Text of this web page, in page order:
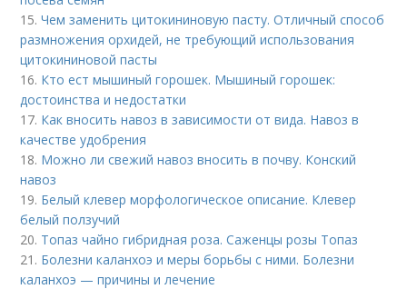
15.Чем заменить цитокининовую пасту. Отличный способ
размножения орхидей, не требующий использования
цитокининовой пасты
16. Кто ест мышиный горошек. Мышиный горошек:
достоинства и недостатки
17. Как вносить навоз в зависимости от вида. Навоз в
качестве удобрения
18. Можно ли свежий навоз вносить в почву. Конский
навоз
19. Белый клевер морфологическое описание. Клевер
белый ползучий
20. Топаз чайно гибридная роза. Саженцы розы Топаз
21. Болезни каланхоэ и меры борьбы с ними. Болезни
каланхоэ — причины и лечение